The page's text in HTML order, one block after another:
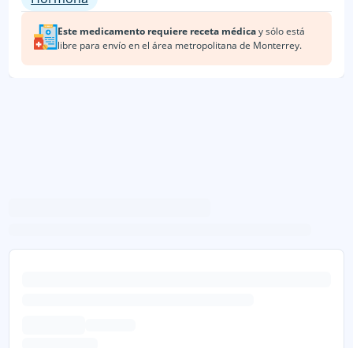
Este medicamento requiere receta médicay sólo está
libre para envío enel área metropolitana de Monterrey.